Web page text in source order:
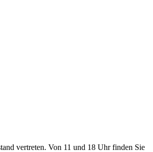
vertreten. Von 11 und 18 Uhr finden Sie